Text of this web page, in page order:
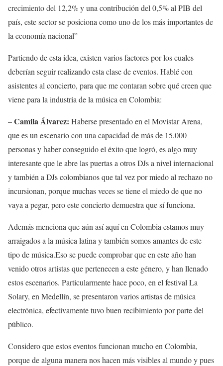
crecimiento del 12,2% y una contribución del 0,5% al PIB del
país, este sector se posiciona como uno de los más importantes de
la economía nacional”
Partiendo de esta idea, existen varios factores por los cuales
deberían seguir realizando esta clase de eventos. Hablé con
asistentes al concierto, para que me contaran sobre qué creen que
viene para la industria de la música en Colombia:
–Camila Álvarez: Haberse presentado en el Movistar Arena,
que es un escenario con una capacidad de más de 15.000
personas y haber conseguido el éxito que logró, es algo muy
interesante que le abre las puertas a otros DJs a nivel internacional
y también a DJs colombianos que tal vez por miedo al rechazo no
incursionan, porque muchas veces se tiene el miedo de que no
vaya a pegar, pero este concierto demuestra que sí funciona.
Además menciona que aún así aquí en Colombia estamos muy
arraigados a la música latina y también somos amantes de este
tipo de música.Eso se puede comprobar que en este año han
venido otros artistas que pertenecen a este género, y han llenado
estos escenarios. Particularmente hace poco, en el festival La
Solary, en Medellín, se presentaron varios artistas de música
electrónica, efectivamente tuvo buen recibimiento por parte del
público.
Considero que estos eventos funcionan mucho en Colombia,
porque de alguna manera nos hacen más visibles al mundo y pues